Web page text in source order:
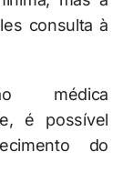
consulta à
médica
é possível
do